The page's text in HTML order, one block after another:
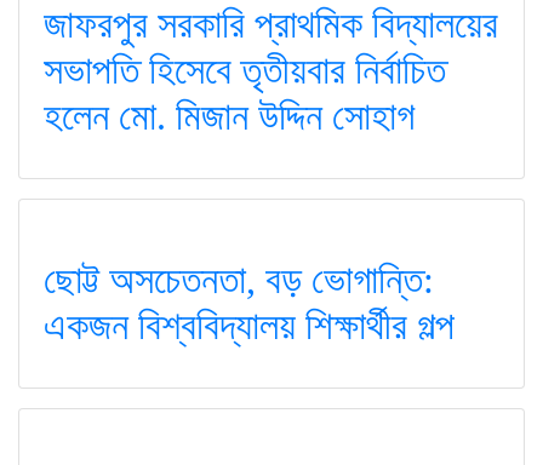
জাফরপুর সরকারি প্রাথমিক বিদ্যালয়ের
সভাপতি হিসেবে তৃতীয়বার নির্বাচিত
হলেন মো. মিজান উদ্দিন সোহাগ
ছোট্ট অসচেতনতা, বড় ভোগান্তি:
একজন বিশ্ববিদ্যালয় শিক্ষার্থীর গল্প